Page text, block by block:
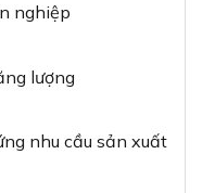
nghiệp
lượng
nhu cầu sản xuất